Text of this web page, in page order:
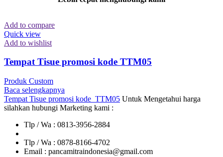
Add to compare
Quick view
Add to wishlist
Tempat Tisue promosi kode TTM05
Produk Custom
Baca selengkapnya
Tempat Tisue promosi kode TTM05 Untuk Mengetahui harga
silahkan hubungi Marketing kami :
Tlp / Wa : 0813-3956-2884
Tlp / Wa : 0878-8166-4702
Email : pancamitraindonesia@gmail.com